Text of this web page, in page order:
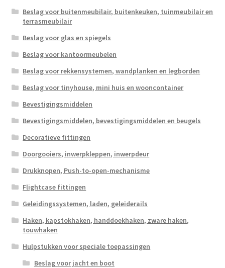
Beslag voor buitenmeubilair, buitenkeuken, tuinmeubilair en
terrasmeubilair
Beslag voor glas en spiegels
Beslag voor kantoormeubelen
Beslag voor rekkensystemen, wandplanken en legborden
Beslag voor tinyhouse, mini huis en wooncontainer
Bevestigingsmiddelen
Bevestigingsmiddelen, bevestigingsmiddelen en beugels
Decoratieve fittingen
Doorgooiers, inwerpkleppen, inwerpdeur
Drukknopen, Push-to-open-mechanisme
Flightcase fittingen
Geleidingssystemen, laden, geleiderails
Haken, kapstokhaken, handdoekhaken, zware haken,
touwhaken
Hulpstukken voor speciale toepassingen
Beslag voor jacht en boot